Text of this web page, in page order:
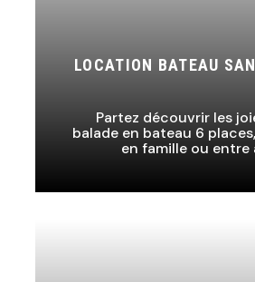
LOCATION BATEAU
Partez découvrir les
balade en bateau 6
en famille ou entre